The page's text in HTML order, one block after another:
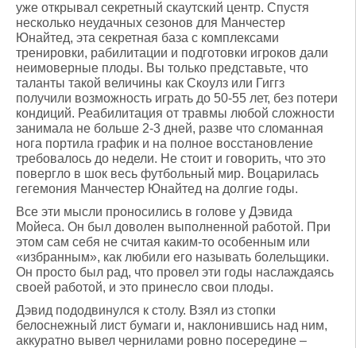
уже открывал секретный скаутский центр. Спустя
несколько неудачных сезонов для Манчестер
Юнайтед, эта секретная база с комплексами
тренировки, рабилитации и подготовки игроков дали
неимоверные плоды. Вы только представьте, что
таланты такой величины как Скоулз или Гиггз
получили возможность играть до 50-55 лет, без потери
кондиций. Реабилитация от травмы любой сложности
занимала не больше 2-3 дней, разве что сломанная
нога портила график и на полное восстановление
требовалось до недели. Не стоит и говорить, что это
повергло в шок весь футбольный мир. Воцарилась
гегемония Манчестер Юнайтед на долгие годы.
Все эти мысли проносились в голове у Дэвида
Мойеса. Он был доволен выполненной работой. При
этом сам себя не считая каким-то особенным или
«избранным», как любили его называть болельщики.
Он просто был рад, что провел эти годы наслаждаясь
своей работой, и это принесло свои плоды.
Дэвид пододвинулся к столу. Взял из стопки
белоснежный лист бумаги и, наклонившись над ним,
аккуратно вывел чернилами ровно посередине –